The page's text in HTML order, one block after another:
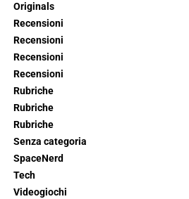
Originals
Recensioni
Recensioni
Recensioni
Recensioni
Rubriche
Rubriche
Rubriche
Senza categoria
SpaceNerd
Tech
Videogiochi